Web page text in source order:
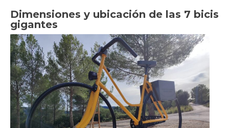
Dimensiones y ubicación de las 7 bicis
gigantes